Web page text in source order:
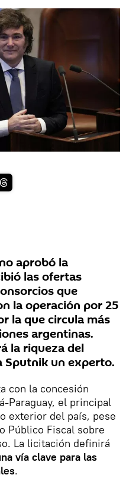
aprobó la
las ofertas
que
la operación por 25
la que circula más
argentinas.
la riqueza del
Sputnik un experto.
con la concesión
Paraguay, el principal
exterior del país, pese
Público Fiscal sobre
La licitación definirá
vía clave para las
.